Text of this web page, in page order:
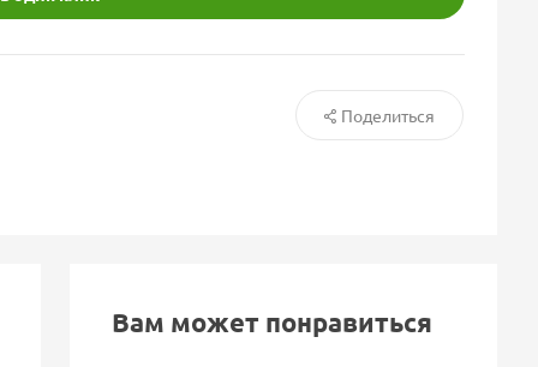
Поделиться
Вам может понравиться